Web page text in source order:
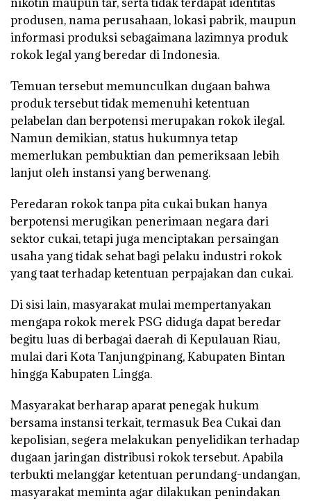
produsen, nama perusahaan, lokasi pabrik, maupun
informasi produksi sebagaimana lazimnya produk
rokok legal yang beredar di Indonesia.
Temuan tersebut memunculkan dugaan bahwa
produk tersebut tidak memenuhi ketentuan
pelabelan dan berpotensi merupakan rokok ilegal.
Namun demikian, status hukumnya tetap
memerlukan pembuktian dan pemeriksaan lebih
lanjut oleh instansi yang berwenang.
Peredaran rokok tanpa pita cukai bukan hanya
berpotensi merugikan penerimaan negara dari
sektor cukai, tetapi juga menciptakan persaingan
usaha yang tidak sehat bagi pelaku industri rokok
yang taat terhadap ketentuan perpajakan dan cukai.
Di sisi lain, masyarakat mulai mempertanyakan
mengapa rokok merek PSG diduga dapat beredar
begitu luas di berbagai daerah di Kepulauan Riau,
mulai dari Kota Tanjungpinang, Kabupaten Bintan
hingga Kabupaten Lingga.
Masyarakat berharap aparat penegak hukum
bersama instansi terkait, termasuk Bea Cukai dan
kepolisian, segera melakukan penyelidikan terhadap
dugaan jaringan distribusi rokok tersebut. Apabila
terbukti melanggar ketentuan perundang-undangan,
masyarakat meminta agar dilakukan penindakan